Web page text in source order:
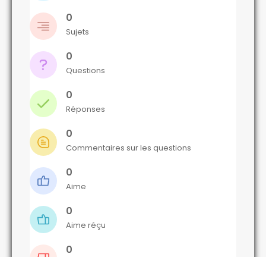
0
Sujets
0
Questions
0
Réponses
0
Commentaires sur les questions
0
Aime
0
Aime réçu
0